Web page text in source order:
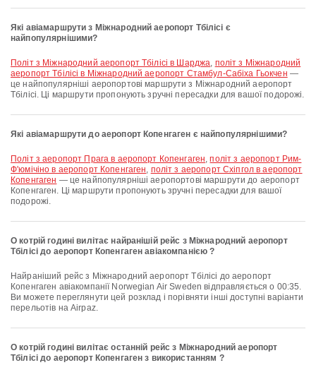
Які авіамаршрути з Міжнародний аеропорт Тбілісі є
найпопулярнішими?
політ з Міжнародний аеропорт Тбілісі в Шарджа, політ з Міжнародний
аеропорт Тбілісі в Міжнародний аеропорт Стамбул-Сабіха Гьокчен —
це найпопулярніші аеропортові маршрути з Міжнародний аеропорт
Тбілісі. Ці маршрути пропонують зручні пересадки для вашої подорожі.
Які авіамаршрути до аеропорт Копенгаген є найпопулярнішими?
політ з аеропорт Прага в аеропорт Копенгаген,політ з аеропорт Рим-
Ф'юмічіно в аеропорт Копенгаген, політ з аеропорт Схіпгол в аеропорт
Копенгаген — це найпопулярніші аеропортові маршрути до аеропорт
Копенгаген. Ці маршрути пропонують зручні пересадки для вашої
подорожі.
О котрій годині вилітає найранішій рейс з Міжнародний аеропорт
Тбілісі до аеропорт Копенгаген авіакомпанією ?
Найраніший рейс з Міжнародний аеропорт Тбілісі до аеропорт
Копенгаген авіакомпанії Norwegian Air Sweden відправляється о 00:35.
Ви можете переглянути цей розклад і порівняти інші доступні варіанти
перельотів на Airpaz.
О котрій годині вилітає останній рейс з Міжнародний аеропорт
Тбілісі до аеропорт Копенгаген з використанням ?